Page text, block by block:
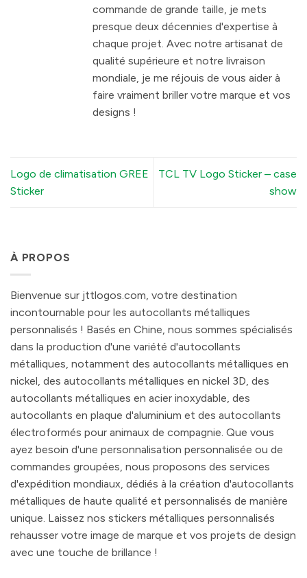
commande de grande taille, je mets
presque deux décennies d'expertise à
chaque projet. Avec notre artisanat de
qualité supérieure et notre livraison
mondiale, je me réjouis de vous aider à
faire vraiment briller votre marque et vos
designs !
Logo de climatisation GREE
Sticker
TCL TV Logo Sticker – case
show
À PROPOS
Bienvenue sur jttlogos.com, votre destination
incontournable pour les autocollants métalliques
personnalisés ! Basés en Chine, nous sommes spécialisés
dans la production d'une variété d'autocollants
métalliques, notamment des autocollants métalliques en
nickel, des autocollants métalliques en nickel 3D, des
autocollants métalliques en acier inoxydable, des
autocollants en plaque d'aluminium et des autocollants
électroformés pour animaux de compagnie. Que vous
ayez besoin d'une personnalisation personnalisée ou de
commandes groupées, nous proposons des services
d'expédition mondiaux, dédiés à la création d'autocollants
métalliques de haute qualité et personnalisés de manière
unique. Laissez nos stickers métalliques personnalisés
rehausser votre image de marque et vos projets de design
avec une touche de brillance !